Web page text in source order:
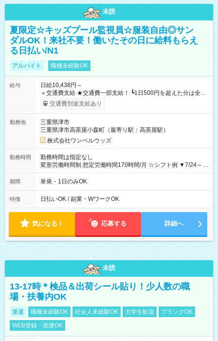
未読
夏限定☆キッズプール監視員☆服装自由◎サン
ダルOK！来社不要！働いたその日に給料もらえ
る日払い/N1
アルバイト 職種未経験OK
給与
日給10,438円～
＋交通費支給 ★交通費一部支給！ ┗1日500円を超えた分は全額
支給！ ※往復500円以内の方は自己負担となります ★日払い
OK！（規定あり） ┗働いたその日に現金GET♪ お仕事後はコン
期間なし
交通費別途支給あり
勤務地
三重県津市
三重県津市高茶屋小森町（最寄り駅：高茶屋駅）
株式会社ワンベルウッズ
勤務時間
勤務時間は指定なし
変形労働時間制 想定労働時間170時間/月 ☆シフト例 ▼7/24～
8/31 10：45～18：30
期間 単発・1日のみOK
特徴 日払いOK / 副業・WワークOK
気になる！ 応募する 詳細へ
未読
13-17時＊検品＆出荷シール貼り！少人数の職
場・扶養内OK
派遣 職種未経験OK 社会人未経験OK 大学生歓迎
ブランクOK
WEB登録・面接OK